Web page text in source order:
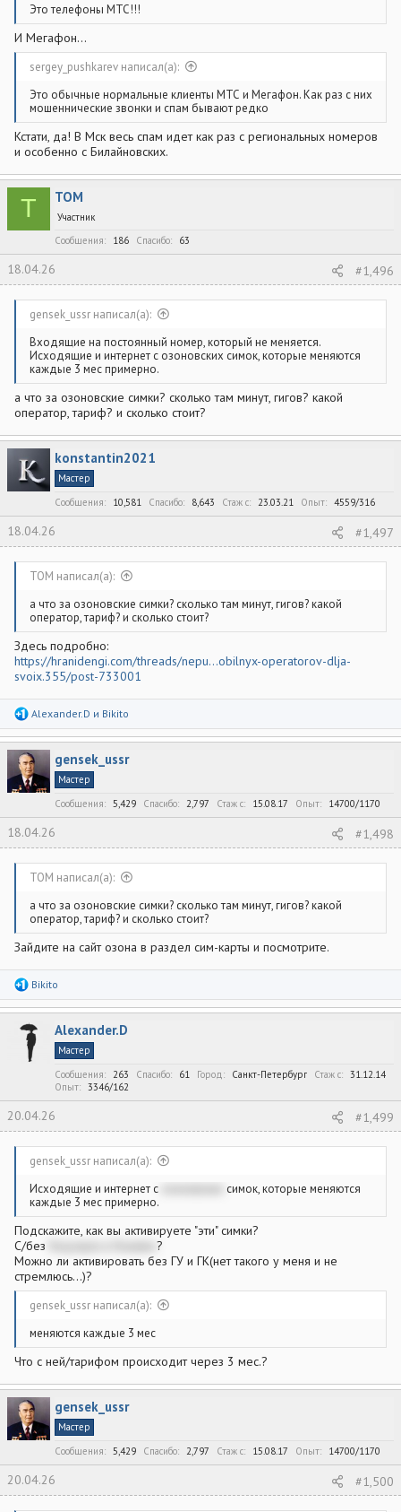
Это телефоны МТС!!!
И Мегафон...
sergey_pushkarev написал(а):
Это обычные нормальные клиенты МТС и Мегафон. Как раз с них
мошеннические звонки и спам бывают редко
Кстати, да! В Мск весь спам идет как раз с региональных номеров
и особенно с Билайновских.
Т ТОМ
Участник
Сообщения
186 Спасибо 63
18.04.26 #1,496
gensek_ussr написал(а):
Входящие на постоянный номер, который не меняется.
Исходящие и интернет с озоновских симок, которые меняются
каждые 3 мес примерно.
а что за озоновские симки? сколько там минут, гигов? какой
оператор, тариф? и сколько стоит?
konstantin2021
Мастер
Сообщения
10,581 Спасибо 8,643 Стаж c 23.03.21 Опыт 4559/316
18.04.26 #1,497
ТОМ написал(а):
а что за озоновские симки? сколько там минут, гигов? какой
оператор, тариф? и сколько стоит?
Здесь подробно:
https://hranidengi.com/threads/nepu...obilnyx-operatorov-dlja-
svoix.355/post-733001
Р
а
к
ц
и
и
Alexander.D и Bikito
gensek_ussr
Мастер
Сообщения
5,429 Спасибо 2,797 Стаж c 15.08.17 Опыт 14700/1170
18.04.26 #1,498
ТОМ написал(а):
а что за озоновские симки? сколько там минут, гигов? какой
оператор, тариф? и сколько стоит?
Зайдите на сайт озона в раздел сим-карты и посмотрите.
Р
а
ц
и
и
Bikito
Alexander.D
Мастер
Сообщения
263 Спасибо 61 Город Санкт-Петербург Стаж c
31.12.14
Опыт
3346/162
20.04.26 #1,499
gensek_ussr написал(а):
Исходящие и интернет с
симок, которые меняются
каждые 3 мес примерно.
Подскажите, как вы активируете "эти" симки?
С/без
?
Можно ли активировать без ГУ и ГК(нет такого у меня и не
стремлюсь...)?
gensek_ussr написал(а):
меняются каждые 3 мес
Что с ней/тарифом происходит через 3 мес.?
gensek_ussr
Мастер
Сообщения
5,429 Спасибо 2,797 Стаж c 15.08.17 Опыт 14700/1170
20.04.26 #1,500